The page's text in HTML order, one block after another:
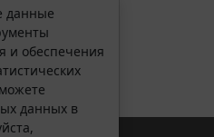
данные
и обеспечения
данных в